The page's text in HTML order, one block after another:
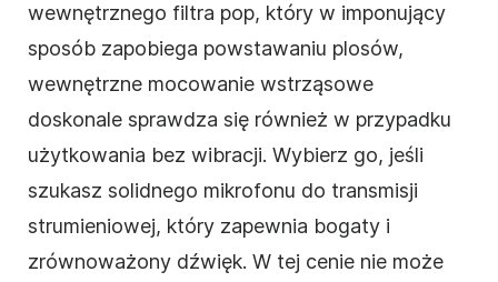
wewnętrznego filtra pop, który w imponujący
sposób zapobiega powstawaniu plosów,
wewnętrzne mocowanie wstrząsowe
doskonale sprawdza się również w przypadku
użytkowania bez wibracji. Wybierz go, jeśli
szukasz solidnego mikrofonu do transmisji
strumieniowej, który zapewnia bogaty i
zrównoważony dźwięk. W tej cenie nie może